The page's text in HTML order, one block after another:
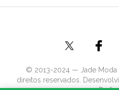
© 2013-2024 — Jade Moda
direitos reservados.